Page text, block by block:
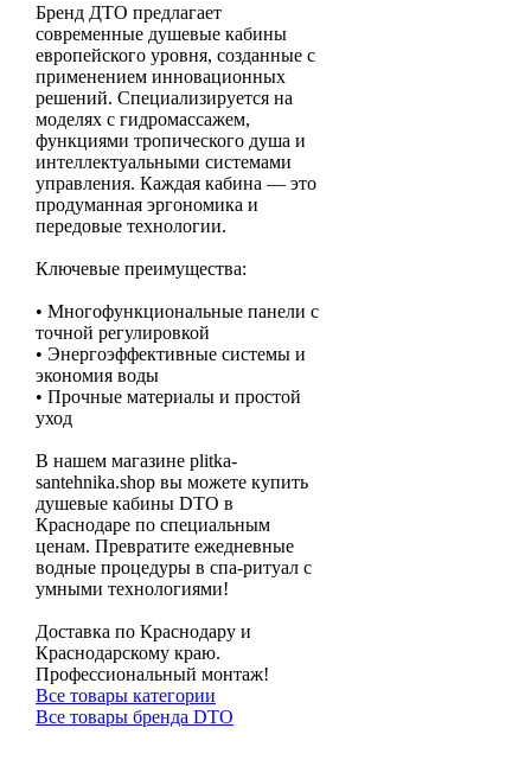
Бренд ДТО предлагает
современные душевые кабины
европейского уровня, созданные с
применением инновационных
решений. Специализируется на
моделях с гидромассажем,
функциями тропического душа и
интеллектуальными системами
управления. Каждая кабина — это
продуманная эргономика и
передовые технологии.
Ключевые преимущества:
• Многофункциональные панели с
точной регулировкой
• Энергоэффективные системы и
экономия воды
• Прочные материалы и простой
уход
В нашем магазине plitka-
santehnika.shop вы можете купить
душевые кабины DTO в
Краснодаре по специальным
ценам. Превратите ежедневные
водные процедуры в спа-ритуал с
умными технологиями!
Доставка по Краснодару и
Краснодарскому краю.
Профессиональный монтаж!
Все товары категории
Все товары бренда DTO